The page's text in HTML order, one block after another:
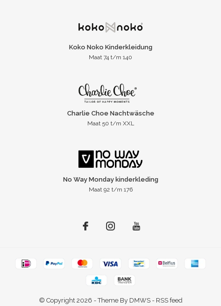
Koko Noko Kinderkleidung
Maat 74 t/m 140
Charlie Choe Nachtwäsche
Maat 50 t/m XXL
No Way Monday kinderkleding
Maat 92 t/m 176
© Copyright 2026 - Theme By DMWS- RSS feed